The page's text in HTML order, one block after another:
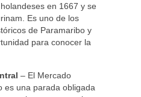
en 1667 y se
Es uno de los
de Paramaribo y
para conocer la
– El Mercado
es una parada obligada